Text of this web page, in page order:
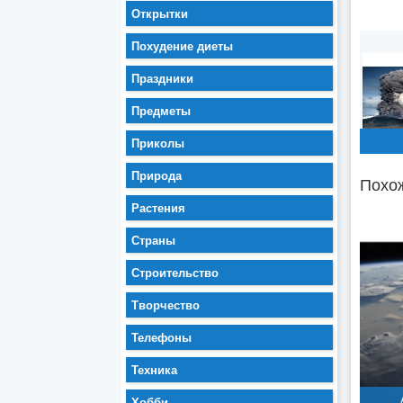
Открытки
Похудение диеты
Праздники
Предметы
Приколы
Природа
Растения
Страны
Строительство
Творчество
Телефоны
Техника